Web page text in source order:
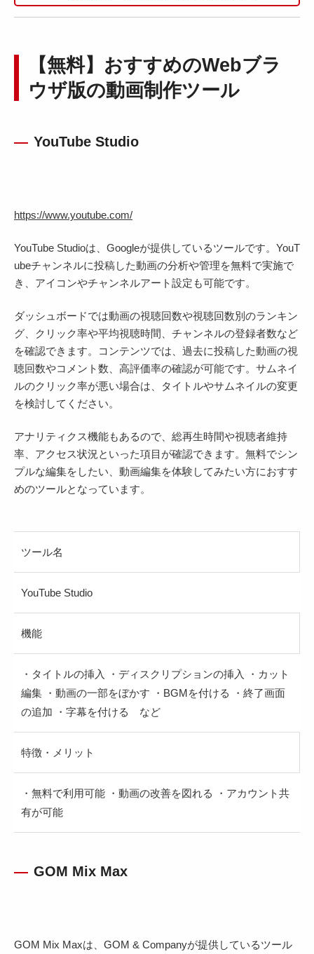
【無料】おすすめのWebブラ
ウザ版の動画制作ツール
YouTube Studio
https://www.youtube.com/
YouTube Studioは、Googleが提供しているツールです。YouT
ubeチャンネルに投稿した動画の分析や管理を無料で実施で
き、アイコンやチャンネルアート設定も可能です。
ダッシュボードでは動画の視聴回数や視聴回数別のランキン
グ、クリック率や平均視聴時間、チャンネルの登録者数など
を確認できます。コンテンツでは、過去に投稿した動画の視
聴回数やコメント数、高評価率の確認が可能です。サムネイ
ルのクリック率が悪い場合は、タイトルやサムネイルの変更
を検討してください。
アナリティクス機能もあるので、総再生時間や視聴者維持
率、アクセス状況といった項目が確認できます。無料でシン
プルな編集をしたい、動画編集を体験してみたい方におすす
めのツールとなっています。
ツール名
YouTube Studio
機能
・タイトルの挿入 ・ディスクリプションの挿入 ・カット
編集 ・動画の一部をぼかす ・BGMを付ける ・終了画面
の追加 ・字幕を付ける など
特徴・メリット
・無料で利用可能 ・動画の改善を図れる ・アカウント共
有が可能
GOM Mix Max
GOM Mix Maxは、GOM & Companyが提供しているツール